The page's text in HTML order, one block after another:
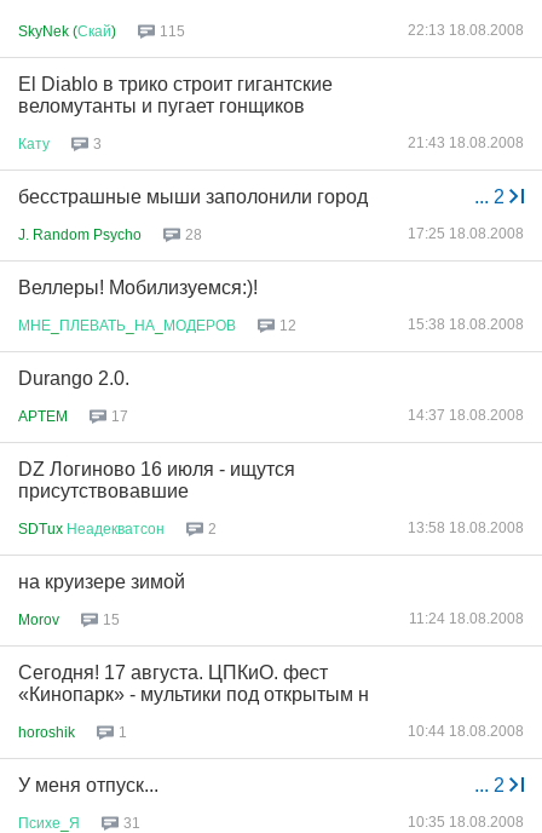
SkyNek (Скай) 115 22:13 18.08.2008
El Diablo в трико строит гигантские
веломутанты и пугает гонщиков
Кату 3 21:43 18.08.2008
... 2
бесстрашные мыши заполонили город
J. Random Psycho 28 17:25 18.08.2008
Веллеры! Мобилизуемся:)!
МНЕ ПЛЕВАТЬ НА МОДЕРОВ 12 15:38 18.08.2008
Durango 2.0.
APTEM 17 14:37 18.08.2008
DZ Логиново 16 июля - ищутся
присутствовавшие
SDTux Неадекватсон 2 13:58 18.08.2008
на круизере зимой
Morov 15 11:24 18.08.2008
Сегодня! 17 августа. ЦПКиО. фест
«Кинопарк» - мультики под открытым н
horoshik 1 10:44 18.08.2008
... 2
У меня отпуск...
Психе Я 31 10:35 18.08.2008